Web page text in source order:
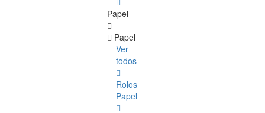
Papel
Papel
Ver
todos
Rolos
Papel